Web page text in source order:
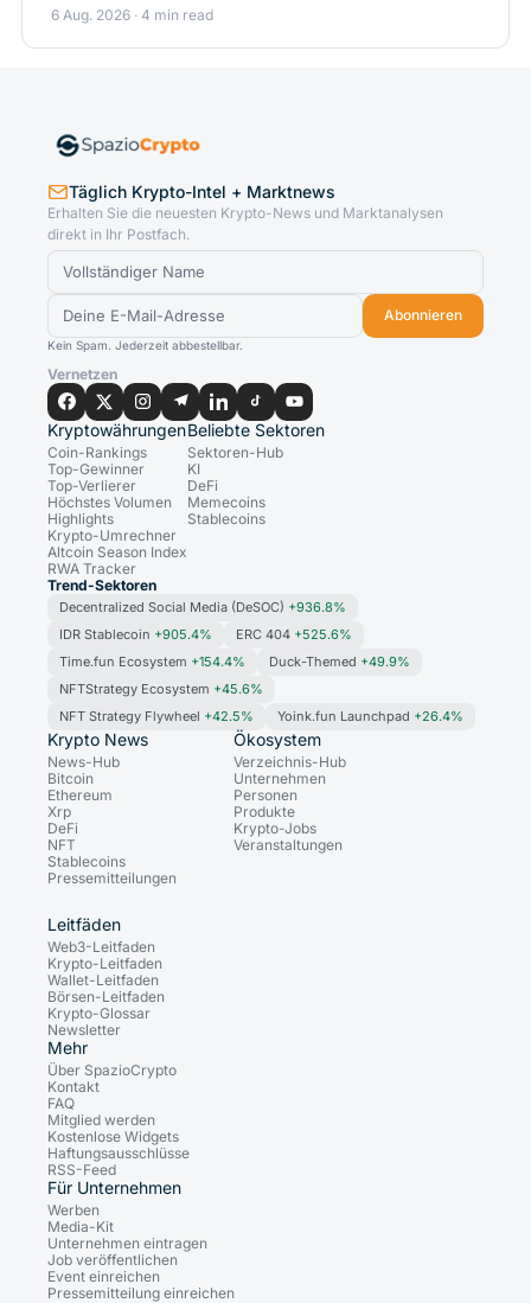
6 Aug. 2026 · 4 min read
Täglich Krypto-Intel + Marktnews
Erhalten Sie die neuesten Krypto-News und Marktanalysen
direkt in Ihr Postfach.
Abonnieren
Kein Spam. Jederzeit abbestellbar.
Vernetzen
Kryptowährungen
Coin-Rankings
Top-Gewinner
Top-Verlierer
Höchstes Volumen
Highlights
Krypto-Umrechner
Altcoin Season Index
RWA Tracker
Beliebte Sektoren
Sektoren-Hub
KI
DeFi
Memecoins
Stablecoins
Trend-Sektoren
Decentralized Social Media (DeSOC) +936.8%
IDR Stablecoin +905.4% ERC 404 +525.6%
Time.fun Ecosystem +154.4% Duck-Themed +49.9%
NFTStrategy Ecosystem +45.6%
NFT Strategy Flywheel +42.5% Yoink.fun Launchpad +26.4%
Krypto News
News-Hub
Bitcoin
Ethereum
Xrp
DeFi
NFT
Stablecoins
Pressemitteilungen
Ökosystem
Verzeichnis-Hub
Unternehmen
Personen
Produkte
Krypto-Jobs
Veranstaltungen
Leitfäden
Web3-Leitfaden
Krypto-Leitfaden
Wallet-Leitfaden
Börsen-Leitfaden
Krypto-Glossar
Newsletter
Mehr
Über SpazioCrypto
Kontakt
FAQ
Mitglied werden
Kostenlose Widgets
Haftungsausschlüsse
RSS-Feed
Für Unternehmen
Werben
Media-Kit
Unternehmen eintragen
Job veröffentlichen
Event einreichen
Pressemitteilung einreichen